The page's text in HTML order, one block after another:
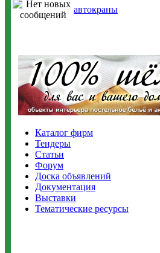
автокраны
Каталог фирм
Тендеры
Статьи
Форум
Доска объявлений
Документация
Выставки
Тематические ресурсы